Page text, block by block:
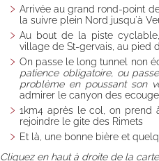
Arrivée au grand rond-point
la suivre plein Nord jusqu'à
Au bout de la piste
village de St-gervais, au pied
On passe le long tunnel non
patience obligatoire, ou
problème en poussant son
admirer le canyon des
1km4 après le col, on prend
rejoindre le gite des Rimets
Et là, une bonne bière et
Cliquez en haut à droite de la